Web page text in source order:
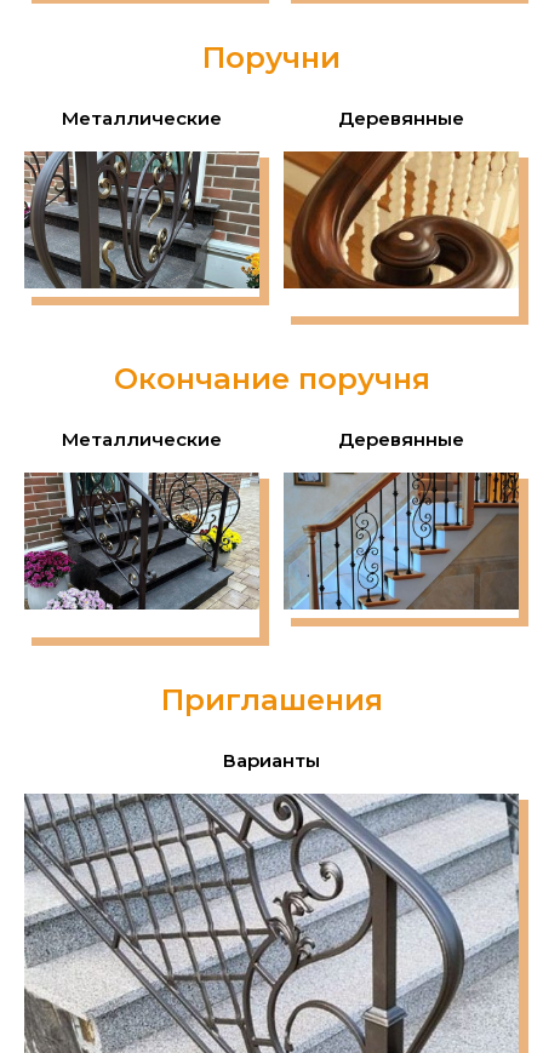
Поручни
Металлические Деревянные
Окончание поручня
Металлические Деревянные
Приглашения
Варианты